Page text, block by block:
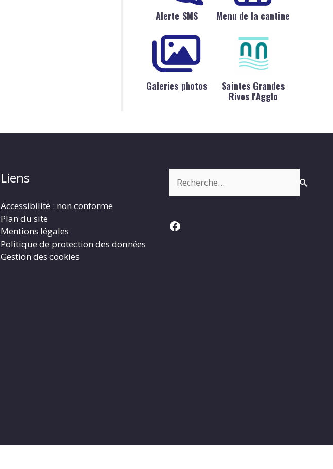
Alerte SMS Menu de la cantine
Galeries photos
Saintes Grandes
Rives l'Agglo
Liens
Accessibilité : non conforme
Plan du site
Mentions légales
Politique de protection des données
Gestion des cookies
Facebook